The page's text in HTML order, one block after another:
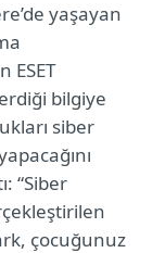
yaşayan
ESET
bilgiye
siber
“Siber
çocuğunuz